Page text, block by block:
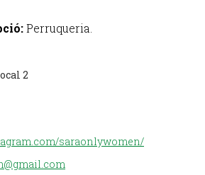
Perruqueria.
2
saraonlywomen/